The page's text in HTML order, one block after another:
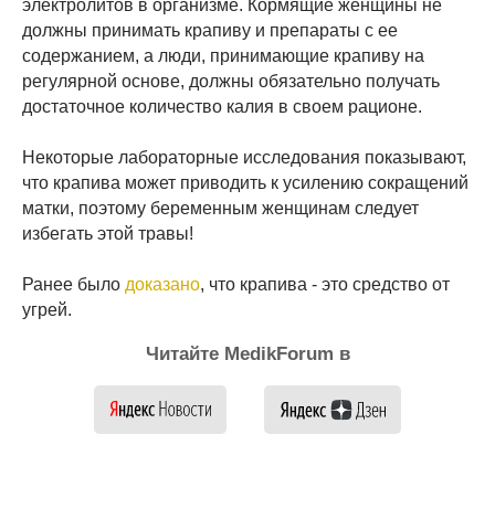
электролитов в организме. Кормящие женщины не
должны принимать крапиву и препараты с ее
содержанием, а люди, принимающие крапиву на
регулярной основе, должны обязательно получать
достаточное количество калия в своем рационе.
Некоторые лабораторные исследования показывают,
что крапива может приводить к усилению сокращений
матки, поэтому беременным женщинам следует
избегать этой травы!
Ранее было доказано, что крапива - это средство от
угрей.
Читайте MedikForum в